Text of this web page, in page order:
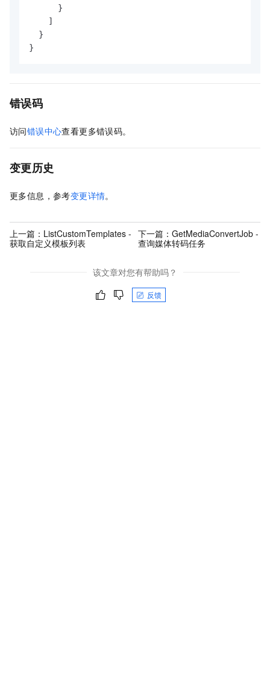
}
]
}
}
错误码
访问错误中心查看更多错误码。
变更历史
更多信息，参考变更详情。
上一篇： ListCustomTemplates -
获取自定义模板列表
下一篇：GetMediaConvertJob -
查询媒体转码任务
该文章对您有帮助吗？
反馈